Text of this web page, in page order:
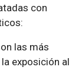
con
las más
exposición al